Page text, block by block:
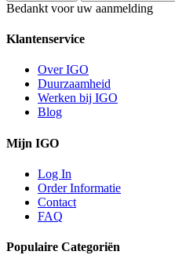
Bedankt voor uw aanmelding
Klantenservice
Over IGO
Duurzaamheid
Werken bij IGO
Blog
Mijn IGO
Log In
Order Informatie
Contact
FAQ
Populaire Categoriën